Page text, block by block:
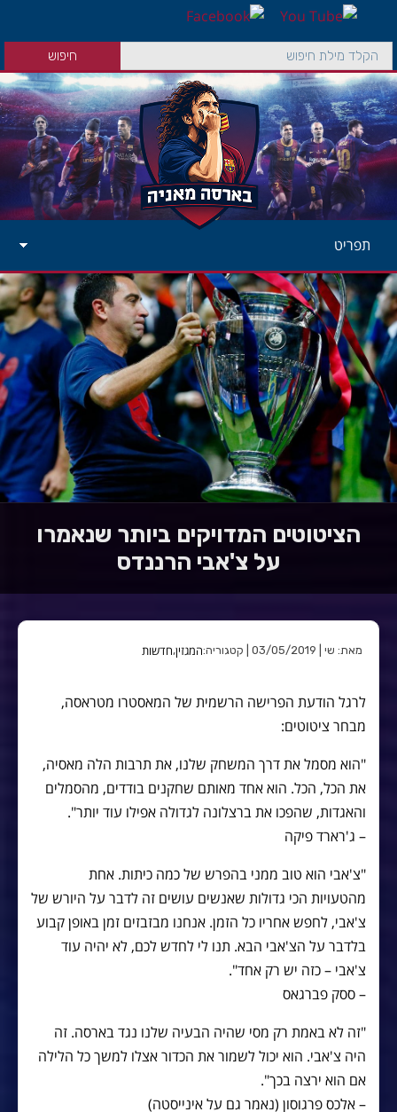
תפריט
הציטוטים המדויקים ביותר שנאמרו
על צ'אבי הרננדס
מאת: שי | 03/05/2019 | קטגוריה: המגזין,חדשות
לרגל הודעת הפרישה הרשמית של המאסטרו מטראסה,
מבחר ציטוטים:
"הוא מסמל את דרך המשחק שלנו, את תרבות הלה מאסיה,
את הכל, הכל. הוא אחד מאותם שחקנים בודדים, מהסמלים
והאגדות, שהפכו את ברצלונה לגדולה אפילו עוד יותר".
– ג'רארד פיקה
"צ'אבי הוא טוב ממני בהפרש של כמה כיתות. אחת
מהטעויות הכי גדולות שאנשים עושים זה לדבר על היורש של
צ'אבי, לחפש אחריו כל הזמן. אנחנו מבזבזים זמן באופן קבוע
בלדבר על הצ'אבי הבא. תנו לי לחדש לכם, לא יהיה עוד
צ'אבי – כזה יש רק אחד".
– ססק פברגאס
"זה לא באמת רק מסי שהיה הבעיה שלנו נגד בארסה. זה
היה צ'אבי. הוא יכול לשמור את הכדור אצלו למשך כל הלילה
אם הוא ירצה בכך".
– אלכס פרגוסון (נאמר גם על אינייסטה)